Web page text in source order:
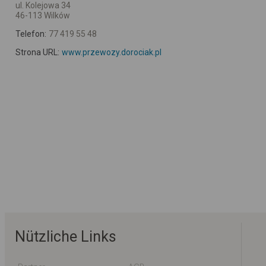
ul. Kolejowa 34
46-113 Wilków
Telefon: 77 419 55 48
Strona URL: www.przewozy.dorociak.pl
Nützliche Links